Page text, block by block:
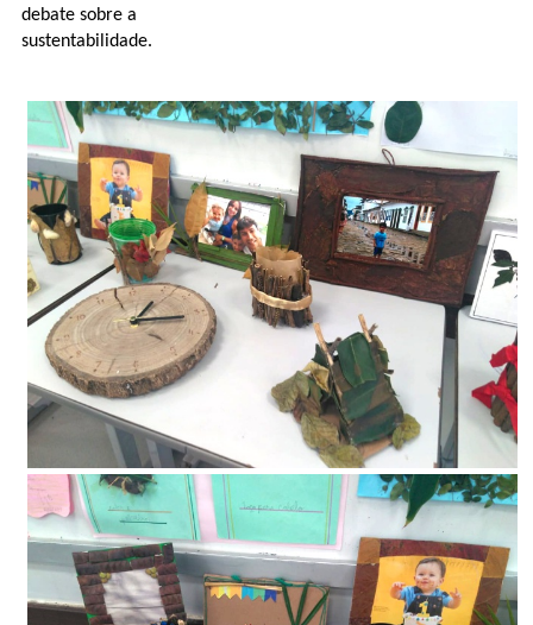
debate sobre a
sustentabilidade.